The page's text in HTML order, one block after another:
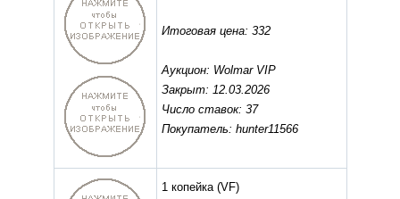
Итоговая цена: 332
Аукцион: Wolmar VIP
Закрыт: 12.03.2026
Число ставок: 37
Покупатель: hunter11566
1 копейка(VF)